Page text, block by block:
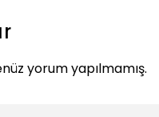
yorum yapılmamış.